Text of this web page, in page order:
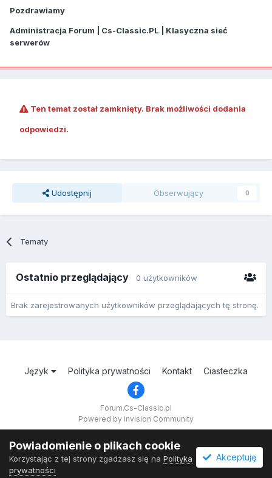
Pozdrawiamy
Administracja Forum | Cs-Classic.PL | Klasyczna sieć
serwerów
Ten temat został zamknięty. Brak możliwości dodania
odpowiedzi.
Udostępnij Obserwujący 0
Tematy
Ostatnio przeglądający 0 użytkowników
Brak zarejestrowanych użytkowników przeglądających tę stronę.
Język Polityka prywatności Kontakt Ciasteczka
Forum.Cs-Classic.pl
Powered by Invision Community
Powiadomienie o plikach cookie
Korzystając z tej strony zgadzasz się na Polityka
prywatności
Akceptuję